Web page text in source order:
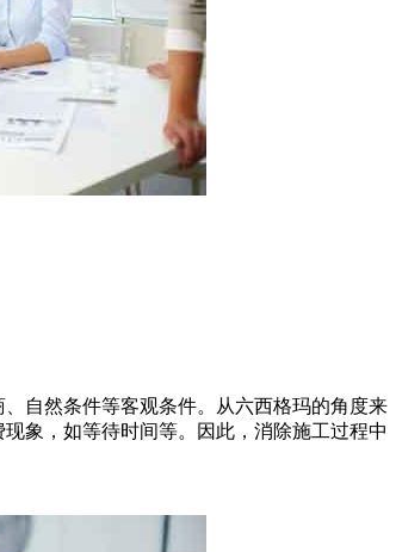
自然条件等客观条件。从六西格玛的角度来
象，如等待时间等。因此，消除施工过程中